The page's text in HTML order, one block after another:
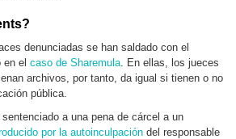
denunciadas se han saldado con el
el caso de Sharemula. En ellas, los jueces
archivos, por tanto, da igual si tienen o no
pública.
a una pena de cárcel a un
por la autoinculpación del responsable